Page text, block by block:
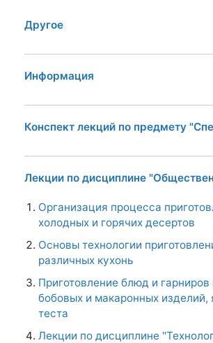
Другое
Информация
Конспект лекций по предмету
Лекции по дисциплине
Организация процесса
холодных и горячих десертов
Основы технологии
различных кухонь
Приготовление блюд и гарниров
бобовых и макаронных изделий,
теста
Лекции по дисциплине